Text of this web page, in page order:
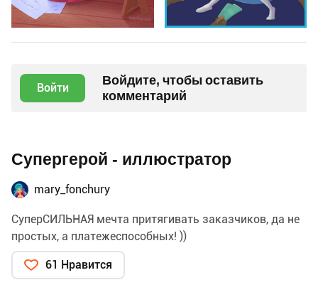
Войти
Войдите, чтобы оставить
комментарий
Супергерой - иллюстратор
mary_fonchury
СуперСИЛЬНАЯ мечта притягивать заказчиков, да не
простых, а платежеспособных! ))
61 Нравится